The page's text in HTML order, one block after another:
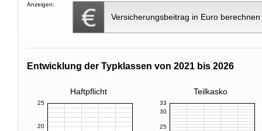
Anzeigen:
Versicherungsbeitrag in Euro berechnen
Entwicklung der Typklassen von 2021 bis 2026
Haftpflicht Teilkasko
20
25
25
30
33